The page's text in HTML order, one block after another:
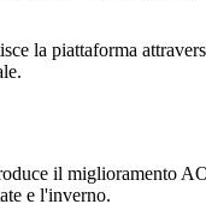
la piattaforma
il miglioramento
e l'inverno.